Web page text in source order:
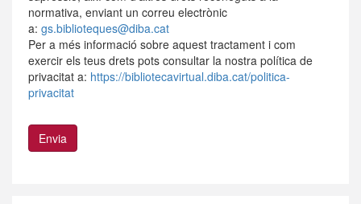
normativa, enviant un correu electrònic
a: gs.biblioteques@diba.cat
Per a més informació sobre aquest tractament i com
exercir els teus drets pots consultar la nostra política de
privacitat a: https://bibliotecavirtual.diba.cat/politica-
privacitat
Envia